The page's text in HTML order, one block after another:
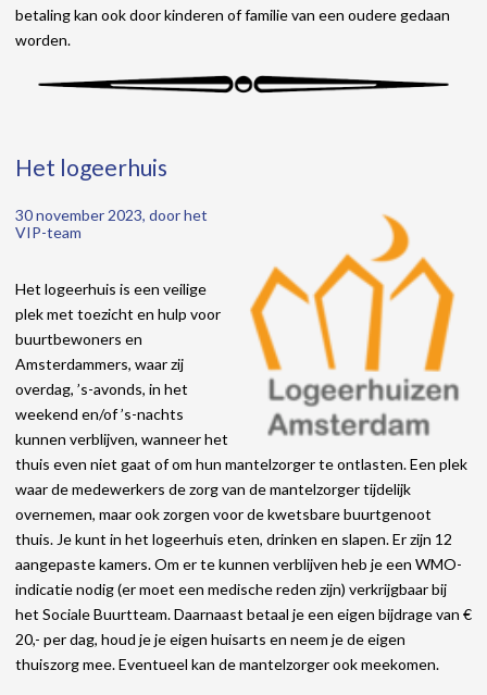
betaling kan ook door kinderen of familie van een oudere gedaan
worden.
Het logeerhuis
30 november 2023, door het
VIP-team
Het logeerhuis is een veilige
plek met toezicht en hulp voor
buurtbewoners en
Amsterdammers, waar zij
overdag, ’s-avonds, in het
weekend en/of ’s-nachts
kunnen verblijven, wanneer het
thuis even niet gaat of om hun mantelzorger te ontlasten. Een plek
waar de medewerkers de zorg van de mantelzorger tijdelijk
overnemen, maar ook zorgen voor de kwetsbare buurtgenoot
thuis. Je kunt in het logeerhuis eten, drinken en slapen. Er zijn 12
aangepaste kamers. Om er te kunnen verblijven heb je een WMO-
indicatie nodig (er moet een medische reden zijn) verkrijgbaar bij
het Sociale Buurtteam. Daarnaast betaal je een eigen bijdrage van €
20,- per dag, houd je je eigen huisarts en neem je de eigen
thuiszorg mee. Eventueel kan de mantelzorger ook meekomen.